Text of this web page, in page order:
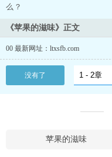
么？
《苹果的滋味》正文
00 最新网址：ltxsfb.com
没有了
苹果的滋味